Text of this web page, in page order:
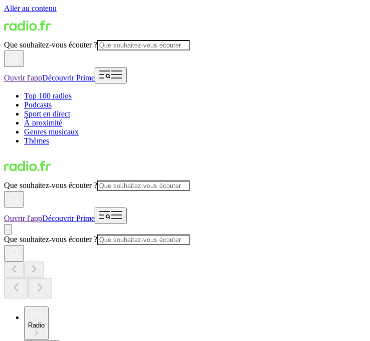
Aller au contenu
Que souhaitez-vous écouter ?
Ouvrir l'appDécouvrir Prime
Top 100 radios
Podcasts
Sport en direct
À proximité
Genres musicaux
Thèmes
Que souhaitez-vous écouter ?
Ouvrir l'appDécouvrir Prime
Que souhaitez-vous écouter ?
Radio